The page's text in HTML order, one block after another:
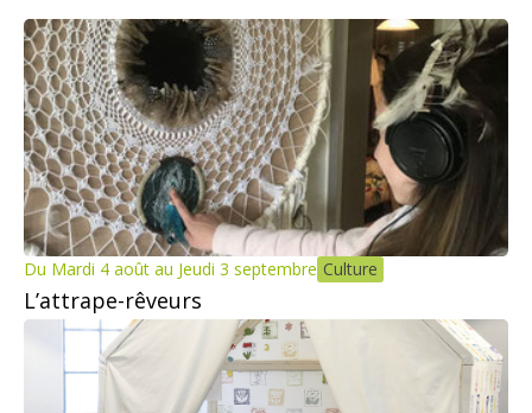
Du Mardi 4 août au Jeudi 3 septembre Culture
L’attrape-rêveurs